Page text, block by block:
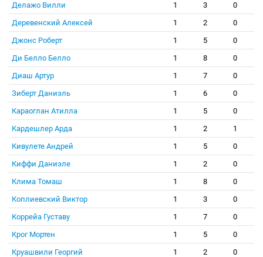
Делажо Вилли
1 3
0
Деревенский Алексей
1 2
0
Джонс Роберт
1 5
0
Ди Белло Белло
1 8
0
Диаш Артур
1 7
0
Зиберт Даниэль
1 6
0
Караоглан Атилла
1 5
0
Кардешлер Арда
1 2
1
Кивулете Андрей
1 5
0
Киффи Даниэле
1 2
0
Клима Томаш
1 8
0
Коплиевский Виктор
1 3
0
Коррейа Густаву
1 7
0
Крог Мортен
1 5
0
Круашвили Георгий
1 2
0